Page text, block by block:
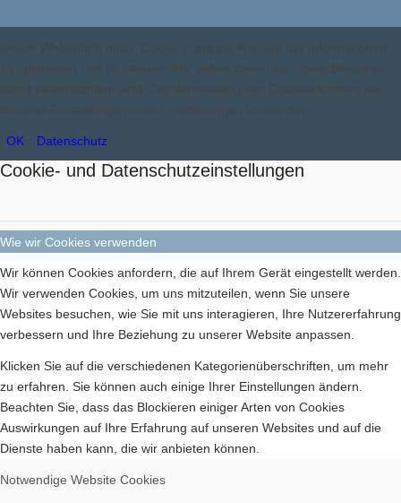
Dieser Webauftritt nutzt "Cookies" um die Anzeige der Informationen
zu optimieren und zu steuern. Wir gehen davon aus, dass Besucher
damit einverstanden sind. Zur Vermeidung von Cookies können sie
Browser-Einstellungen oder Erweiterungen verwenden.
OK Datenschutz
Cookie- und Datenschutzeinstellungen
Wie wir Cookies verwenden
Wir können Cookies anfordern, die auf Ihrem Gerät eingestellt werden.
Wir verwenden Cookies, um uns mitzuteilen, wenn Sie unsere
Websites besuchen, wie Sie mit uns interagieren, Ihre Nutzererfahrung
verbessern und Ihre Beziehung zu unserer Website anpassen.
Klicken Sie auf die verschiedenen Kategorienüberschriften, um mehr
zu erfahren. Sie können auch einige Ihrer Einstellungen ändern.
Beachten Sie, dass das Blockieren einiger Arten von Cookies
Auswirkungen auf Ihre Erfahrung auf unseren Websites und auf die
Dienste haben kann, die wir anbieten können.
Notwendige Website Cookies